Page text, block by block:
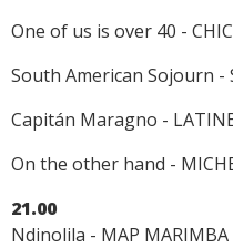
One of us is over 40 -
South American Sojourn -
Capitán Maragno -
On the other hand -
21.00
Ndinolila - MAP MARIMBA